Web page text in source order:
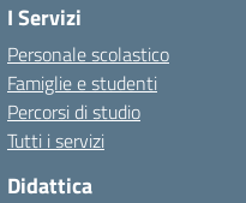
escort
escort
çankaya
ankara
escort
bayan
I Servizi
Personale scolastico
Famiglie e studenti
Percorsi di studio
Tutti i servizi
Didattica